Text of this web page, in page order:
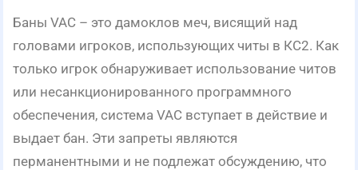
Баны VAC – это дамоклов меч, висящий над
головами игроков, использующих читы в КС2. Как
только игрок обнаруживает использование читов
или несанкционированного программного
обеспечения, система VAC вступает в действие и
выдает бан. Эти запреты являются
перманентными и не подлежат обсуждению, что